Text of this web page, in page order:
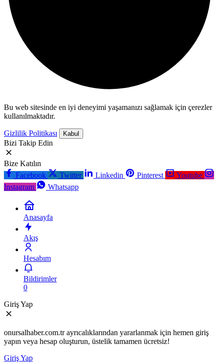
Bu web sitesinde en iyi deneyimi yaşamanızı sağlamak için çerezler
kullanılmaktadır.
Gizlilik Politikası Kabul
Bizi Takip Edin
Bize Katılın
Facebook
Twitter Linkedin Pinterest
Youtube
Instagram
Whatsapp
Anasayfa
Akış
Hesabım
Bildirimler
0
Giriş Yap
onursalhaber.com.tr ayrıcalıklarından yararlanmak için hemen giriş
yapın veya hesap oluşturun, üstelik tamamen ücretsiz!
Giriş Yap